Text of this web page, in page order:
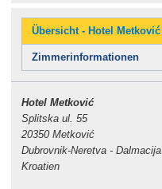
Übersicht - Hotel Metković
Zimmerinformationen
Hotel Metković
Splitska ul. 55
20350 Metković
Dubrovnik-Neretva - Dalmacija
Kroatien